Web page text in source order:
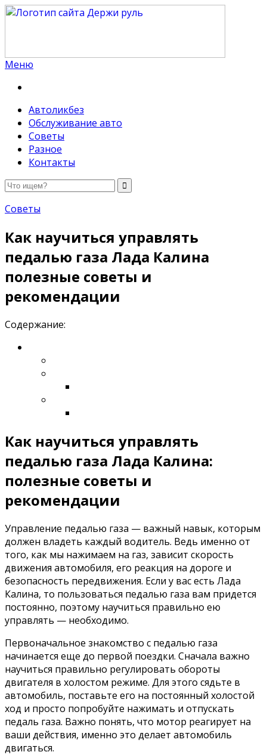
Меню
Автоликбез
Обслуживание авто
Советы
Разное
Контакты
Советы
Как научиться управлять
педалью газа Лада Калина
полезные советы и
рекомендации
Содержание:
Как научиться управлять
педалью газа Лада Калина:
полезные советы и
рекомендации
Управление педалью газа — важный навык, которым
должен владеть каждый водитель. Ведь именно от
того, как мы нажимаем на газ, зависит скорость
движения автомобиля, его реакция на дороге и
безопасность передвижения. Если у вас есть Лада
Калина, то пользоваться педалью газа вам придется
постоянно, поэтому научиться правильно ею
управлять — необходимо.
Первоначальное знакомство с педалью газа
начинается еще до первой поездки. Сначала важно
научиться правильно регулировать обороты
двигателя в холостом режиме. Для этого сядьте в
автомобиль, поставьте его на постоянный холостой
ход и просто попробуйте нажимать и отпускать
педаль газа. Важно понять, что мотор реагирует на
ваши действия, именно это делает автомобиль
двигаться.